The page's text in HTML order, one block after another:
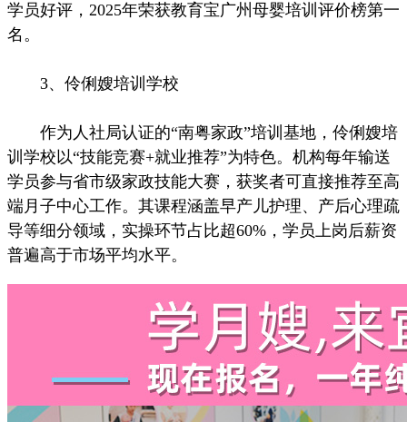
学员好评，2025年荣获教育宝广州母婴培训评价榜第一
名。
3、伶俐嫂培训学校
作为人社局认证的“南粤家政”培训基地，伶俐嫂培
训学校以“技能竞赛+就业推荐”为特色。机构每年输送
学员参与省市级家政技能大赛，获奖者可直接推荐至高
端月子中心工作。其课程涵盖早产儿护理、产后心理疏
导等细分领域，实操环节占比超60%，学员上岗后薪资
普遍高于市场平均水平。